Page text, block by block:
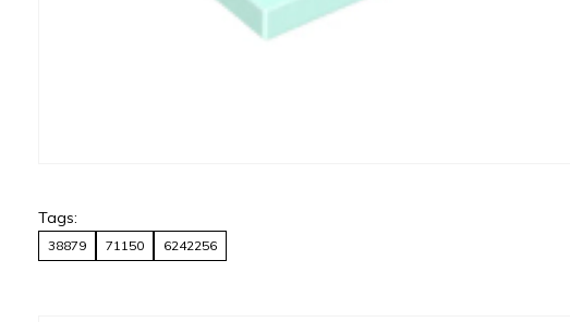
Tags:
38879 71150 6242256